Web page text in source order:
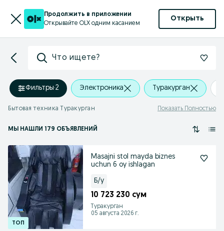
Продолжить в приложении
Открывайте OLX одним касанием
Открыть
Что ищете?
Фильтры·2 Электроника Туракурган
Бытовая техника Туракурган Показать Полностью
МЫ НАШЛИ 179 ОБЪЯВЛЕНИЙ
Masajni stol mayda biznes
uchun 6 oy ishlagan
Б/у
10 723 230 сум
Туракурган
05 августа 2026 г.